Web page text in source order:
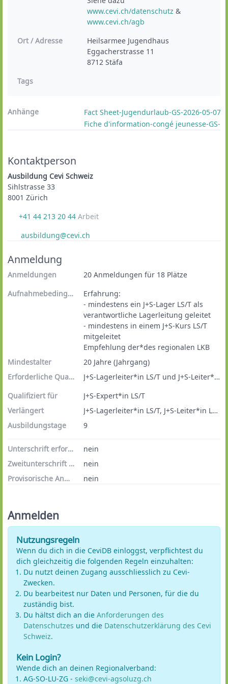
www.cevi.ch/datenschutz
&
www.cevi.ch/agb
Ort / Adresse
Heilsarmee Jugendhaus
Eggacherstrasse 11
8712 Stäfa
Tags
Anhänge
Fact Sheet-Jugendurlaub-GS-2026-05-07-
Fiche d'information-congé jeunesse-GS-
Kontaktperson
Ausbildung Cevi Schweiz
Sihlstrasse 33
8001 Zürich
+41 44 213 20 44 Arbeit
ausbildung@cevi.ch
Anmeldung
Anmeldungen
20 Anmeldungen für 18 Plätze
Aufnahmebedingungen
Erfahrung:
- mindestens ein J+S-Lager LS/T als
verantwortliche Lagerleitung geleitet
- mindestens in einem J+S-Kurs LS/T
mitgeleitet
Empfehlung der*des regionalen LKB
Mindestalter
20 Jahre (Jahrgang)
Erforderliche Qualifikationen
J+S-Lagerleiter*in LS/T und J+S-Leiter*in LS/T Jugendliche
Qualifiziert für
J+S-Expert*in LS/T
Verlängert
J+S-Lagerleiter*in LS/T, J+S-Leiter*in LS/T Jugendliche , J+S-Leiter*in LS/T Kinder
Ausbildungstage
9
Unterschrift erforderlich
nein
Zweitunterschrift erforderlich
nein
Provisorische Anmeldungen
nein
Anmelden
Nutzungsregeln
Wenn du dich in die CeviDB einloggst, verpflichtest du
dich gleichzeitig die folgenden Regeln einzuhalten:
Du nutzt deinen Zugang ausschliesslich zu Cevi-
Zwecken.
Du bearbeitest nur Daten und Personen, für die du
zuständig bist.
Du hältst dich an die Anforderungen des
Datenschutzes und die Datenschutzerklärung des Cevi
Schweiz.
Kein Login?
Wende dich an deinen Regionalverband:
AG-SO-LU-ZG - seki@cevi-agsoluzg.ch